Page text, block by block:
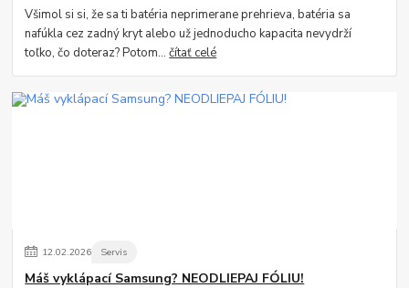
Všimol si si, že sa ti batéria neprimerane prehrieva, batéria sa
nafúkla cez zadný kryt alebo už jednoducho kapacita nevydrží
toľko, čo doteraz? Potom...čítať celé
12.02.2026 Servis
Máš vyklápací Samsung? NEODLIEPAJ FÓLIU!